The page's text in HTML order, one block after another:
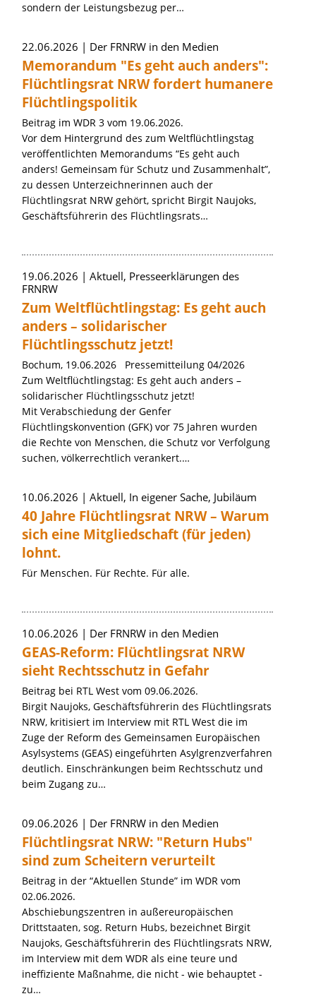
sondern der Leistungsbezug per…
22.06.2026 Der FRNRW in den Medien
Memorandum "Es geht auch anders":
Flüchtlingsrat NRW fordert humanere
Flüchtlingspolitik
Beitrag im WDR 3 vom 19.06.2026.
Vor dem Hintergrund des zum Weltflüchtlingstag
veröffentlichten Memorandums “Es geht auch
anders! Gemeinsam für Schutz und Zusammenhalt”,
zu dessen Unterzeichnerinnen auch der
Flüchtlingsrat NRW gehört, spricht Birgit Naujoks,
Geschäftsführerin des Flüchtlingsrats…
19.06.2026
Aktuell, Presseerklärungen des
FRNRW
Zum Weltflüchtlingstag: Es geht auch
anders – solidarischer
Flüchtlingsschutz jetzt!
Bochum, 19.06.2026 Pressemitteilung 04/2026
Zum Weltflüchtlingstag: Es geht auch anders –
solidarischer Flüchtlingsschutz jetzt!
Mit Verabschiedung der Genfer
Flüchtlingskonvention (GFK) vor 75 Jahren wurden
die Rechte von Menschen, die Schutz vor Verfolgung
suchen, völkerrechtlich verankert.…
10.06.2026 Aktuell, In eigener Sache, Jubiläum
40 Jahre Flüchtlingsrat NRW – Warum
sich eine Mitgliedschaft (für jeden)
lohnt.
Für Menschen. Für Rechte. Für alle.
10.06.2026 Der FRNRW in den Medien
GEAS-Reform: Flüchtlingsrat NRW
sieht Rechtsschutz in Gefahr
Beitrag bei RTL West vom 09.06.2026.
Birgit Naujoks, Geschäftsführerin des Flüchtlingsrats
NRW, kritisiert im Interview mit RTL West die im
Zuge der Reform des Gemeinsamen Europäischen
Asylsystems (GEAS) eingeführten Asylgrenzverfahren
deutlich. Einschränkungen beim Rechtsschutz und
beim Zugang zu…
09.06.2026 Der FRNRW in den Medien
Flüchtlingsrat NRW: "Return Hubs"
sind zum Scheitern verurteilt
Beitrag in der “Aktuellen Stunde” im WDR vom
02.06.2026.
Abschiebungszentren in außereuropäischen
Drittstaaten, sog. Return Hubs, bezeichnet Birgit
Naujoks, Geschäftsführerin des Flüchtlingsrats NRW,
im Interview mit dem WDR als eine teure und
ineffiziente Maßnahme, die nicht - wie behauptet -
zu…